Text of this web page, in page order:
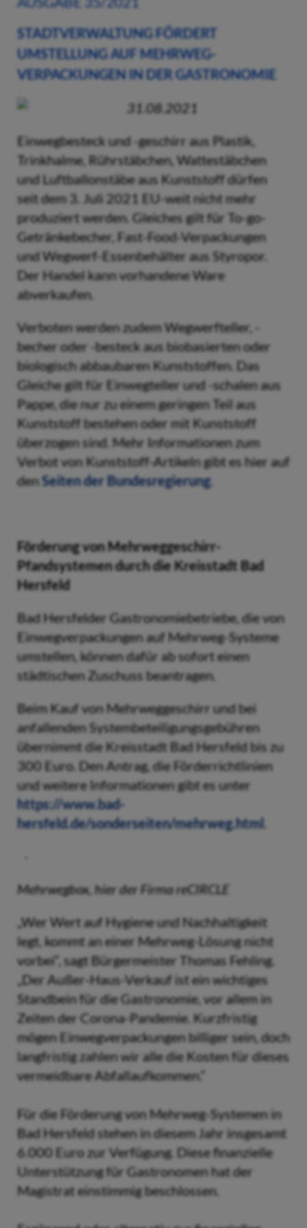
STADTVERWALTUNG FÖRDERT
UMSTELLUNG AUF MEHRWEG-
VERPACKUNGEN IN DER GASTRONOMIE
31.08.2021
Einwegbesteck und -geschirr aus Plastik,
Trinkhalme, Rührstäbchen, Wattestäbchen
und Luftballonstäbe aus Kunststoff dürfen
seit dem 3. Juli 2021 EU-weit nicht mehr
produziert werden. Gleiches gilt für To-go-
Getränkebecher, Fast-Food-Verpackungen
und Wegwerf-Essenbehälter aus Styropor.
Der Handel kann vorhandene Ware
abverkaufen.
Verboten werden zudem Wegwerfteller, -
becher oder -besteck aus biobasierten oder
biologisch abbaubaren Kunststoffen. Das
Gleiche gilt für Einwegteller und -schalen aus
Pappe, die nur zu einem geringen Teil aus
Kunststoff bestehen oder mit Kunststoff
überzogen sind. Mehr Informationen zum
Verbot von Kunststoff-Artikeln gibt es hier auf
denSeiten der Bundesregierung.
Förderung von Mehrweggeschirr-
Pfandsystemen durch die Kreisstadt Bad
Hersfeld
Bad Hersfelder Gastronomiebetriebe, die von
Einwegverpackungen auf Mehrweg-Systeme
umstellen, können dafür ab sofort einen
städtischen Zuschuss beantragen.
Beim Kauf von Mehrweggeschirr und bei
anfallenden Systembeteiligungsgebühren
übernimmt die Kreisstadt Bad Hersfeld bis zu
300 Euro. Den Antrag, die Förderrichtlinien
und weitere Informationen gibt es unter
https://www.bad-
hersfeld.de/sonderseiten/mehrweg.html
Mehrwegbox, hier der Firma reCIRCLE
„Wer Wert auf Hygiene und Nachhaltigkeit
legt, kommt an einer Mehrweg-Lösung nicht
vorbei“, sagt Bürgermeister Thomas Fehling.
„Der Außer-Haus-Verkauf ist ein wichtiges
Standbein für die Gastronomie, vor allem in
Zeiten der Corona-Pandemie. Kurzfristig
mögen Einwegverpackungen billiger sein, doch
langfristig zahlen wir alle die Kosten für dieses
vermeidbare Abfallaufkommen.“
Für die Förderung von Mehrweg-Systemen in
Bad Hersfeld stehen in diesem Jahr insgesamt
6.000 Euro zur Verfügung. Diese finanzielle
Unterstützung für Gastronomen hat der
Magistrat einstimmig beschlossen.